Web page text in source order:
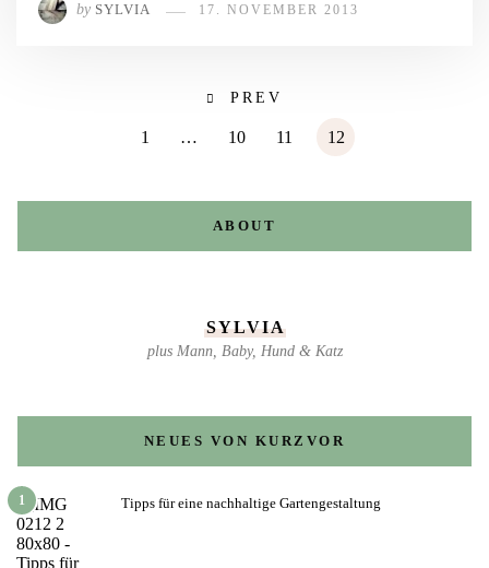
by SYLVIA 17. NOVEMBER 2013
PREV
1 … 10 11 12
ABOUT
SYLVIA
plus Mann, Baby, Hund & Katz
NEUES VON KURZVOR
1 Tipps für eine nachhaltige Gartengestaltung